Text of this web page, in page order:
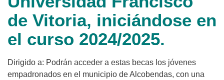
de Vitoria, iniciándose en
el curso 2024/2025.
Dirigido a: Podrán acceder a estas becas los jóvenes
empadronados en el municipio de Alcobendas, con una